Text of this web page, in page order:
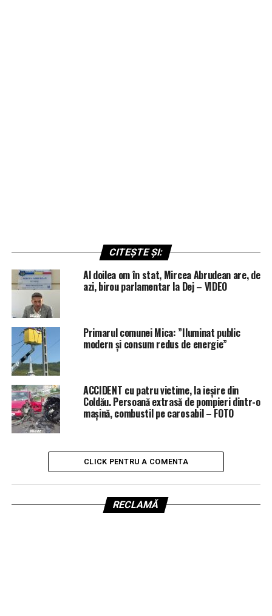
CITEȘTE ȘI:
Al doilea om în stat, Mircea Abrudean are, de
azi, birou parlamentar la Dej – VIDEO
Primarul comunei Mica: ”Iluminat public
modern și consum redus de energie”
ACCIDENT cu patru victime, la ieșire din
Coldău. Persoană extrasă de pompieri dintr-o
mașină, combustil pe carosabil – FOTO
CLICK PENTRU A COMENTA
RECLAMĂ